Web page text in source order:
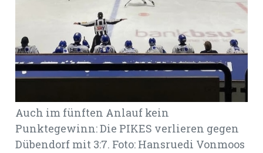
Romanshorn:
offizielle
Mitteilungen
Auch im fünften Anlauf kein
Punktegewinn: Die PIKES verlieren gegen
Dübendorf mit 3:7. Foto: Hansruedi Vonmoos